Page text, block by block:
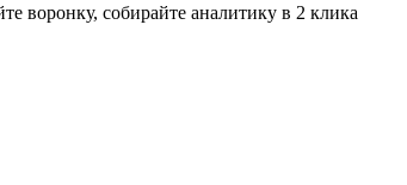
воронку, собирайте аналитику в 2 клика